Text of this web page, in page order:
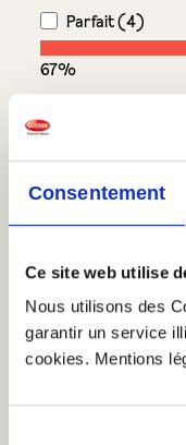
Consentement
Ce site web utilise
Nous utilisons des
garantir un service
cookies. Mentions
Parfait (4)
67%
Acceptable (0)